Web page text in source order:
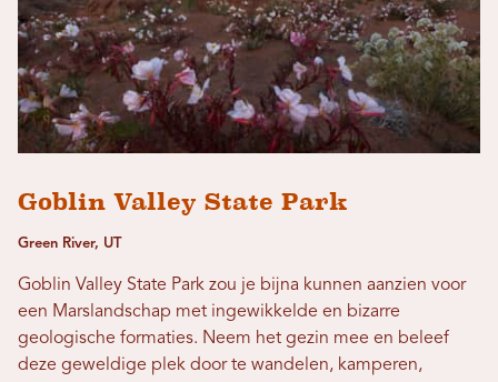
Goblin Valley State Park
Green River, UT
Goblin Valley State Park zou je bijna kunnen aanzien voor
een Marslandschap met ingewikkelde en bizarre
geologische formaties. Neem het gezin mee en beleef
deze geweldige plek door te wandelen, kamperen,